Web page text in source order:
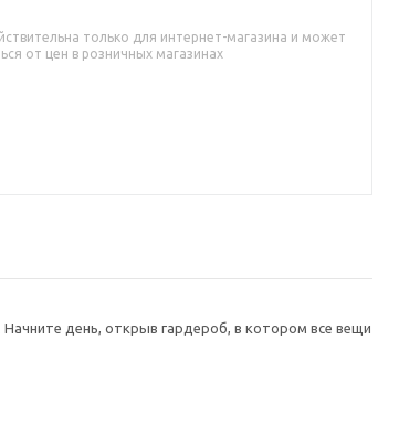
только для интернет-магазина и может
от цен в розничных магазинах
день, открыв гардероб, в котором все вещи